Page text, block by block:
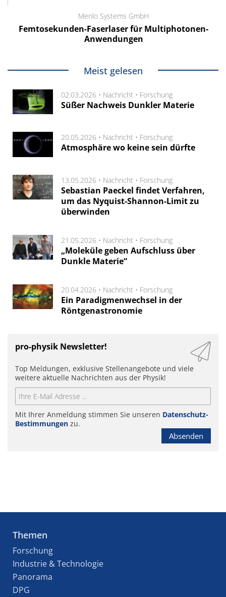
Menlo Systems GmbH
Femtosekunden-Faserlaser für Multiphotonen-
Anwendungen
Meist gelesen
02.03.2026 • Nachricht • Forschung
Süßer Nachweis Dunkler Materie
20.05.2026 • Nachricht • Forschung
Atmosphäre wo keine sein dürfte
13.05.2026 • Nachricht • Forschung
Sebastian Paeckel findet Verfahren,
um das Nyquist-Shannon-Limit zu
überwinden
21.05.2026 • Nachricht • Forschung
„Moleküle geben Aufschluss über
Dunkle Materie“
20.04.2026 • Nachricht • Forschung
Ein Paradigmenwechsel in der
Röntgenastronomie
pro-physik Newsletter!
Top Meldungen, exklusive Stellenangebote und viele
weitere aktuelle Nachrichten aus der Physik!
Mit Ihrer Anmeldung stimmen Sie unseren Datenschutz-
Bestimmungen zu.
Absenden
Themen
Forschung
Industrie & Technologie
Panorama
DPG